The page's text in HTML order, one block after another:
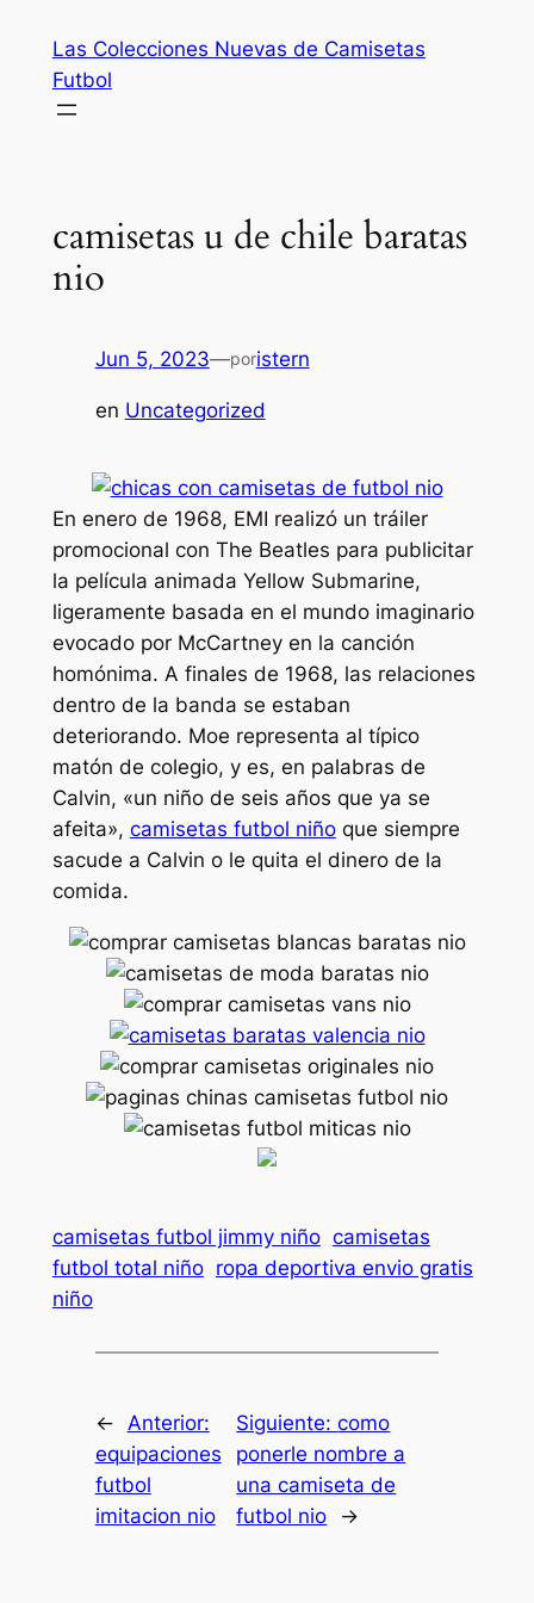
contenido
Las Colecciones Nuevas de Camisetas
Futbol
camisetas u de chile baratas
nio
Jun 5, 2023—poristern
en Uncategorized
En enero de 1968, EMI realizó un tráiler
promocional con The Beatles para publicitar
la película animada Yellow Submarine,
ligeramente basada en el mundo imaginario
evocado por McCartney en la canción
homónima. A finales de 1968, las relaciones
dentro de la banda se estaban
deteriorando. Moe representa al típico
matón de colegio, y es, en palabras de
Calvin, «un niño de seis años que ya se
afeita», camisetas futbol niñoque siempre
sacude a Calvin o le quita el dinero de la
comida.
camisetas futbol jimmy niño camisetas
futbol total niño ropa deportiva envio gratis
niño
←
Anterior:
equipaciones
futbol
imitacion nio
Siguiente:como
ponerle nombre a
una camiseta de
futbol nio
→